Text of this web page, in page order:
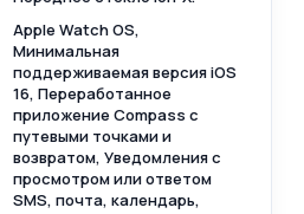
Apple Watch OS,
Минимальная
поддерживаемая версия iOS
16, Переработанное
приложение Compass с
путевыми точками и
возвратом, Уведомления с
просмотром или ответом
SMS, почта, календарь,